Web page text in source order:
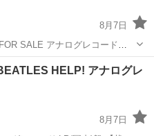
8月7日
SALE アナログレコード
確認くださ...HELP! アナログレ
8月7日